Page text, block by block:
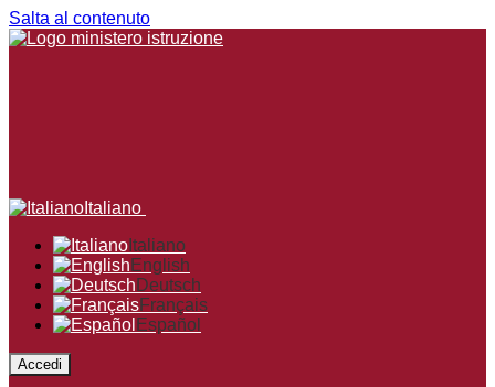
Salta al contenuto
Italiano
Italiano
English
Deutsch
Français
Español
Accedi